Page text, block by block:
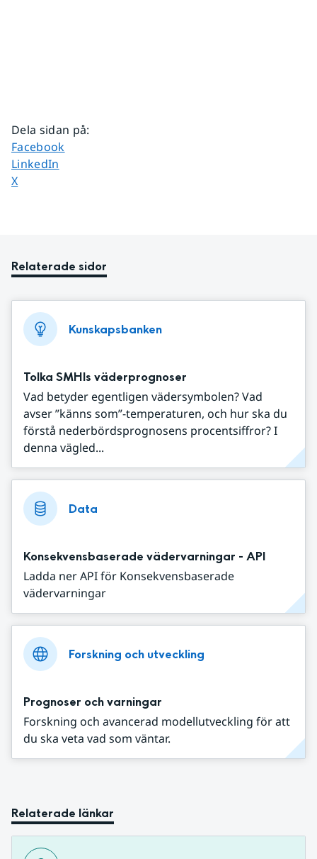
Dela sidan på:
Dela sidan på
Facebook
Dela sidan på
LinkedIn
Dela sidan på
X
Relaterade sidor
Kunskapsbanken
Tolka SMHIs väderprognoser
Vad betyder egentligen vädersymbolen? Vad
avser ”känns som”-temperaturen, och hur ska du
förstå nederbördsprognosens procentsiffror? I
denna vägled...
Data
Konsekvensbaserade vädervarningar - API
Ladda ner API för Konsekvensbaserade
vädervarningar
Forskning och utveckling
Prognoser och varningar
Forskning och avancerad modellutveckling för att
du ska veta vad som väntar.
Relaterade länkar